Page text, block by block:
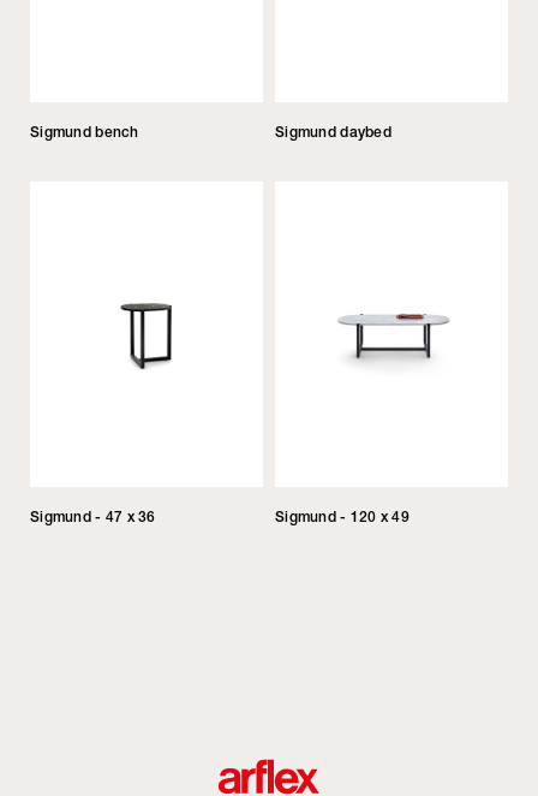
Sigmund bench Sigmund daybed
Sigmund - 47 x 36 Sigmund - 120 x 49